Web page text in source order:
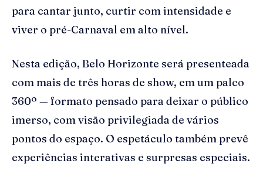
para cantar junto, curtir com intensidade e
viver o pré-Carnaval em alto nível.
Nesta edição, Belo Horizonte será presenteada
com mais de três horas de show, em um palco
360º — formato pensado para deixar o público
imerso, com visão privilegiada de vários
pontos do espaço. O espetáculo também prevê
experiências interativas e surpresas especiais.